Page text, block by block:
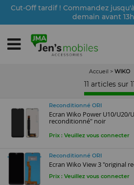
Cut-Off tardif ! Commandez
demain avant
Accueil > WIKO
11 articles sur
Reconditionné ORI
Ecran Wiko Power U10/U20/
reconditionné" noir
Prix : Veuillez vous connecter
Reconditionné ORI
Ecran Wiko View 3 "original
Prix : Veuillez vous connecter